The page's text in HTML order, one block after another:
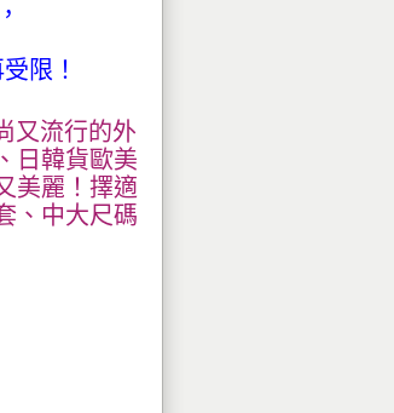
限！
又流行的外
日韓貨歐美
美麗！擇適
、中大尺碼